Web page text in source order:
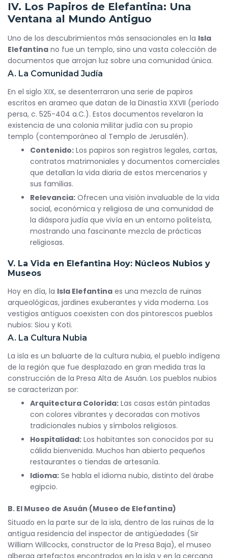
IV. Los Papiros de Elefantina: Una
Ventana al Mundo Antiguo
Uno de los descubrimientos más sensacionales en la Isla
Elefantina no fue un templo, sino una vasta colección de
documentos que arrojan luz sobre una comunidad única.
A. La Comunidad Judía
En el siglo XIX, se desenterraron una serie de papiros
escritos en arameo que datan de la Dinastía XXVII (período
persa, c. 525-404 a.C.). Estos documentos revelaron la
existencia de una colonia militar judía con su propio
templo (contemporáneo al Templo de Jerusalén).
Contenido: Los papiros son registros legales, cartas,
contratos matrimoniales y documentos comerciales
que detallan la vida diaria de estos mercenarios y
sus familias.
Relevancia: Ofrecen una visión invaluable de la vida
social, económica y religiosa de una comunidad de
la diáspora judía que vivía en un entorno politeísta,
mostrando una fascinante mezcla de prácticas
religiosas.
V. La Vida en Elefantina Hoy: Núcleos Nubios y
Museos
Hoy en día, la Isla Elefantina es una mezcla de ruinas
arqueológicas, jardines exuberantes y vida moderna. Los
vestigios antiguos coexisten con dos pintorescos pueblos
nubios: Siou y Koti.
A. La Cultura Nubia
La isla es un baluarte de la cultura nubia, el pueblo indígena
de la región que fue desplazado en gran medida tras la
construcción de la Presa Alta de Asuán. Los pueblos nubios
se caracterizan por:
Arquitectura Colorida: Las casas están pintadas
con colores vibrantes y decoradas con motivos
tradicionales nubios y símbolos religiosos.
Hospitalidad: Los habitantes son conocidos por su
cálida bienvenida. Muchos han abierto pequeños
restaurantes o tiendas de artesanía.
Idioma: Se habla el idioma nubio, distinto del árabe
egipcio.
B. El Museo de Asuán (Museo de Elefantina)
Situado en la parte sur de la isla, dentro de las ruinas de la
antigua residencia del inspector de antigüedades (Sir
William Willcocks, constructor de la Presa Baja), el museo
alberga artefactos encontrados en la isla y en la cercana